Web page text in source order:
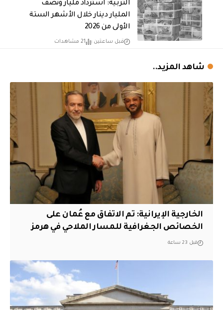
التربية: استرداد مليار ونصف
المليار دينار خلال الأشهر الستة
الأولى من 2026
قبل ساعتين 21 مشاهدات
شاهد المزيد..
‏الخارجية الإيرانية: تم الاتفاق مع عُمان على
الخصائص الجغرافية للمسار الملاحي في هرمز
قبل 23 ساعة